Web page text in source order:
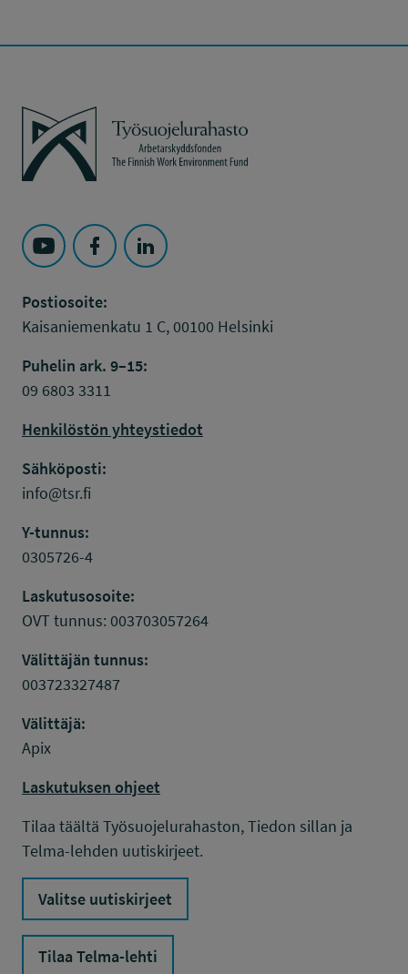
Työsuojelurahasto
Seuraa Työsuojelurahasto kohteessa: YouTube
Seuraa Työsuojelurahasto kohteessa:
Seuraa Työsuojelurahasto kohteessa:
Postiosoite:
Kaisaniemenkatu 1 C, 00100 Helsinki
Puhelin ark. 9–15:
09 6803 3311
Henkilöstön yhteystiedot
Sähköposti:
info@tsr.fi
Y-tunnus:
0305726-4
Laskutusosoite:
OVT tunnus: 003703057264
Välittäjän tunnus:
003723327487
Välittäjä:
Apix
Laskutuksen ohjeet
Tilaa täältä Työsuojelurahaston, Tiedon sillan ja
Telma-lehden uutiskirjeet.
Valitse uutiskirjeet
Tilaa Telma-lehti